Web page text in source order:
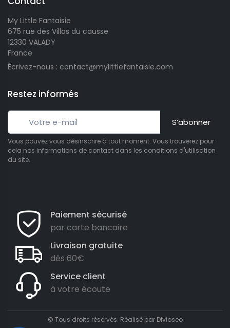
My Little Fantaisie
675 rue des Villas du causse
12330 VALADY
France
Écrivez-nous : contact@mylittlefantaisie.com
Restez informés
S’abonner
Vous pouvez vous désinscrire à tout moment. Vous trouverez pour
cela nos informations de contact dans les conditions d'utilisation
du site.
Paiement sécurisé
par carte bancaire
Livraison gratuite
dès 60€
Service client
à votre écoute
© Tous droits réservés. Réalisé par Divioseo